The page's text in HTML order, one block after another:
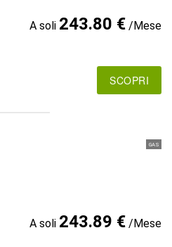
A soli 243.80 €/Mese
SCOPRI
GAS
A soli 243.89 €/Mese